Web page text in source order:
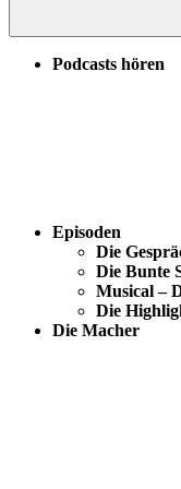
Podcasts hören
Episoden
Die
Die Bunte
Musical –
Die
Die Macher